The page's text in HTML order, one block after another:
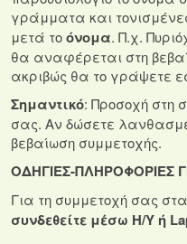
γράμματα και
μετά τοόνομα. Π.χ.
θα αναφέρεται στη
ακριβώς θα το γράψετε
Σημαντικό: Προσοχή στη
σας. Αν δώσετε
βεβαίωση συμμετοχής.
ΟΔΗΓΙΕΣ-ΠΛΗΡΟΦΟΡΙΕΣ
Για τη συμμετοχή σας
συνδεθείτε μέσω Η/Υ ή